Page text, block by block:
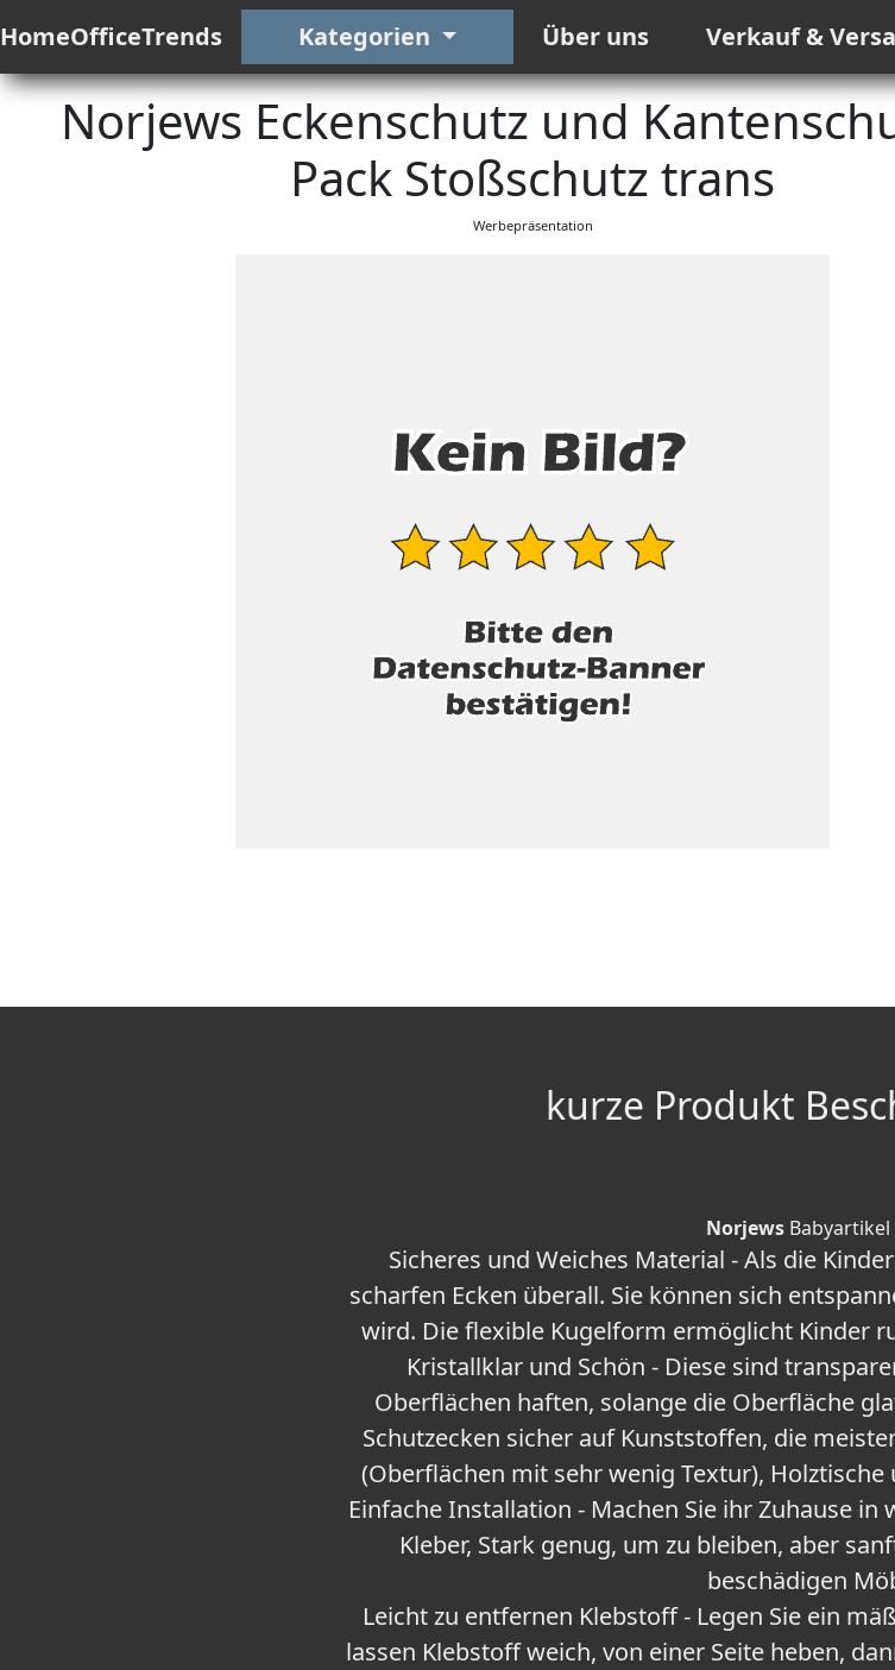
HomeOfficeTrends Kategorien Über uns Verkauf &
Norjews Eckenschutz und
Pack Stoßschutz trans
Werbepräsentation
kurze Produkt
Norjews Babyartikel
Sicheres und Weiches Material - Als die
scharfen Ecken überall. Sie können sich
wird. Die flexible Kugelform ermöglicht Kinder
Kristallklar und Schön - Diese sind
Oberflächen haften, solange die Oberfläche
Schutzecken sicher auf Kunststoffen, die
(Oberflächen mit sehr wenig Textur),
Einfache Installation - Machen Sie ihr Zuhause in
Kleber, Stark genug, um zu bleiben, aber
beschädigen
Leicht zu entfernen Klebstoff - Legen Sie ein
lassen Klebstoff weich, von einer Seite heben,